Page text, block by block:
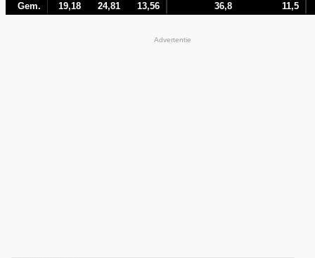
Gem.
19,18 24,81 13,56 36,8 11,5
Advertentie